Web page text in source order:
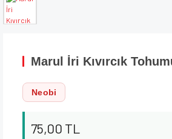
Marul İri Kıvırcık
Neobi
75,00 TL